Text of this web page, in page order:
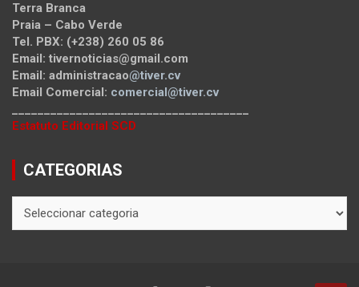
Terra Branca
Praia – Cabo Verde
Tel. PBX: (+238) 260 05 86
Email: tivernoticias@gmail.com
Email: administracao@tiver.cv
Email Comercial: comercial@tiver.cv
Estatuto Editorial SCD
CATEGORIAS